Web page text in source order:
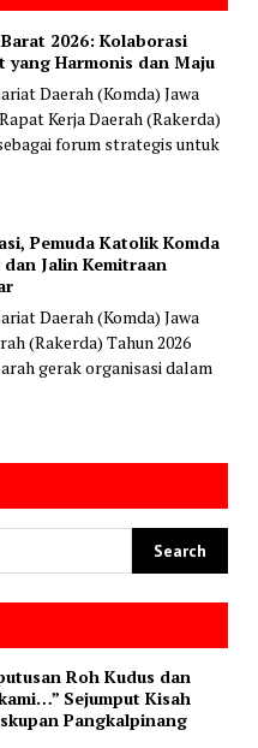
2026: Kolaborasi
yang Harmonis dan Maju
Daerah (Komda) Jawa
Kerja Daerah (Rakerda)
forum strategis untuk
Pemuda Katolik Komda
Jalin Kemitraan
Daerah (Komda) Jawa
(Rakerda) Tahun 2026
gerak organisasi dalam
Roh Kudus dan
Sejumput Kisah
Pangkalpinang